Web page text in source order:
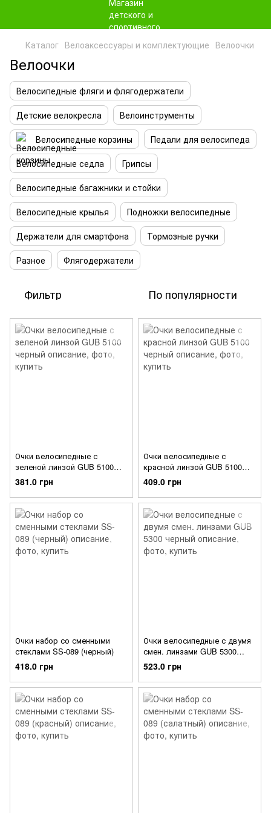
Каталог Велоаксессуары и комплектующие Велоочки
Велоочки
Велосипедные фляги и флягодержатели
Детские велокресла
Велоинструменты
Велосипедные корзины
Педали для велосипеда
Велосипедные седла
Грипсы
Велосипедные багажники и стойки
Велосипедные крылья
Подножки велосипедные
Держатели для смартфона
Тормозные ручки
Разное
Флягодержатели
Фильтр По популярности
Очки велосипедные с
зеленой линзой GUB 5100
черный
381.0 грн
Очки велосипедные с
красной линзой GUB 5100
черный
409.0 грн
Очки набор со сменными
стеклами SS-089 (черный)
418.0 грн
Очки велосипедные с двумя
смен. линзами GUB 5300
черный
523.0 грн